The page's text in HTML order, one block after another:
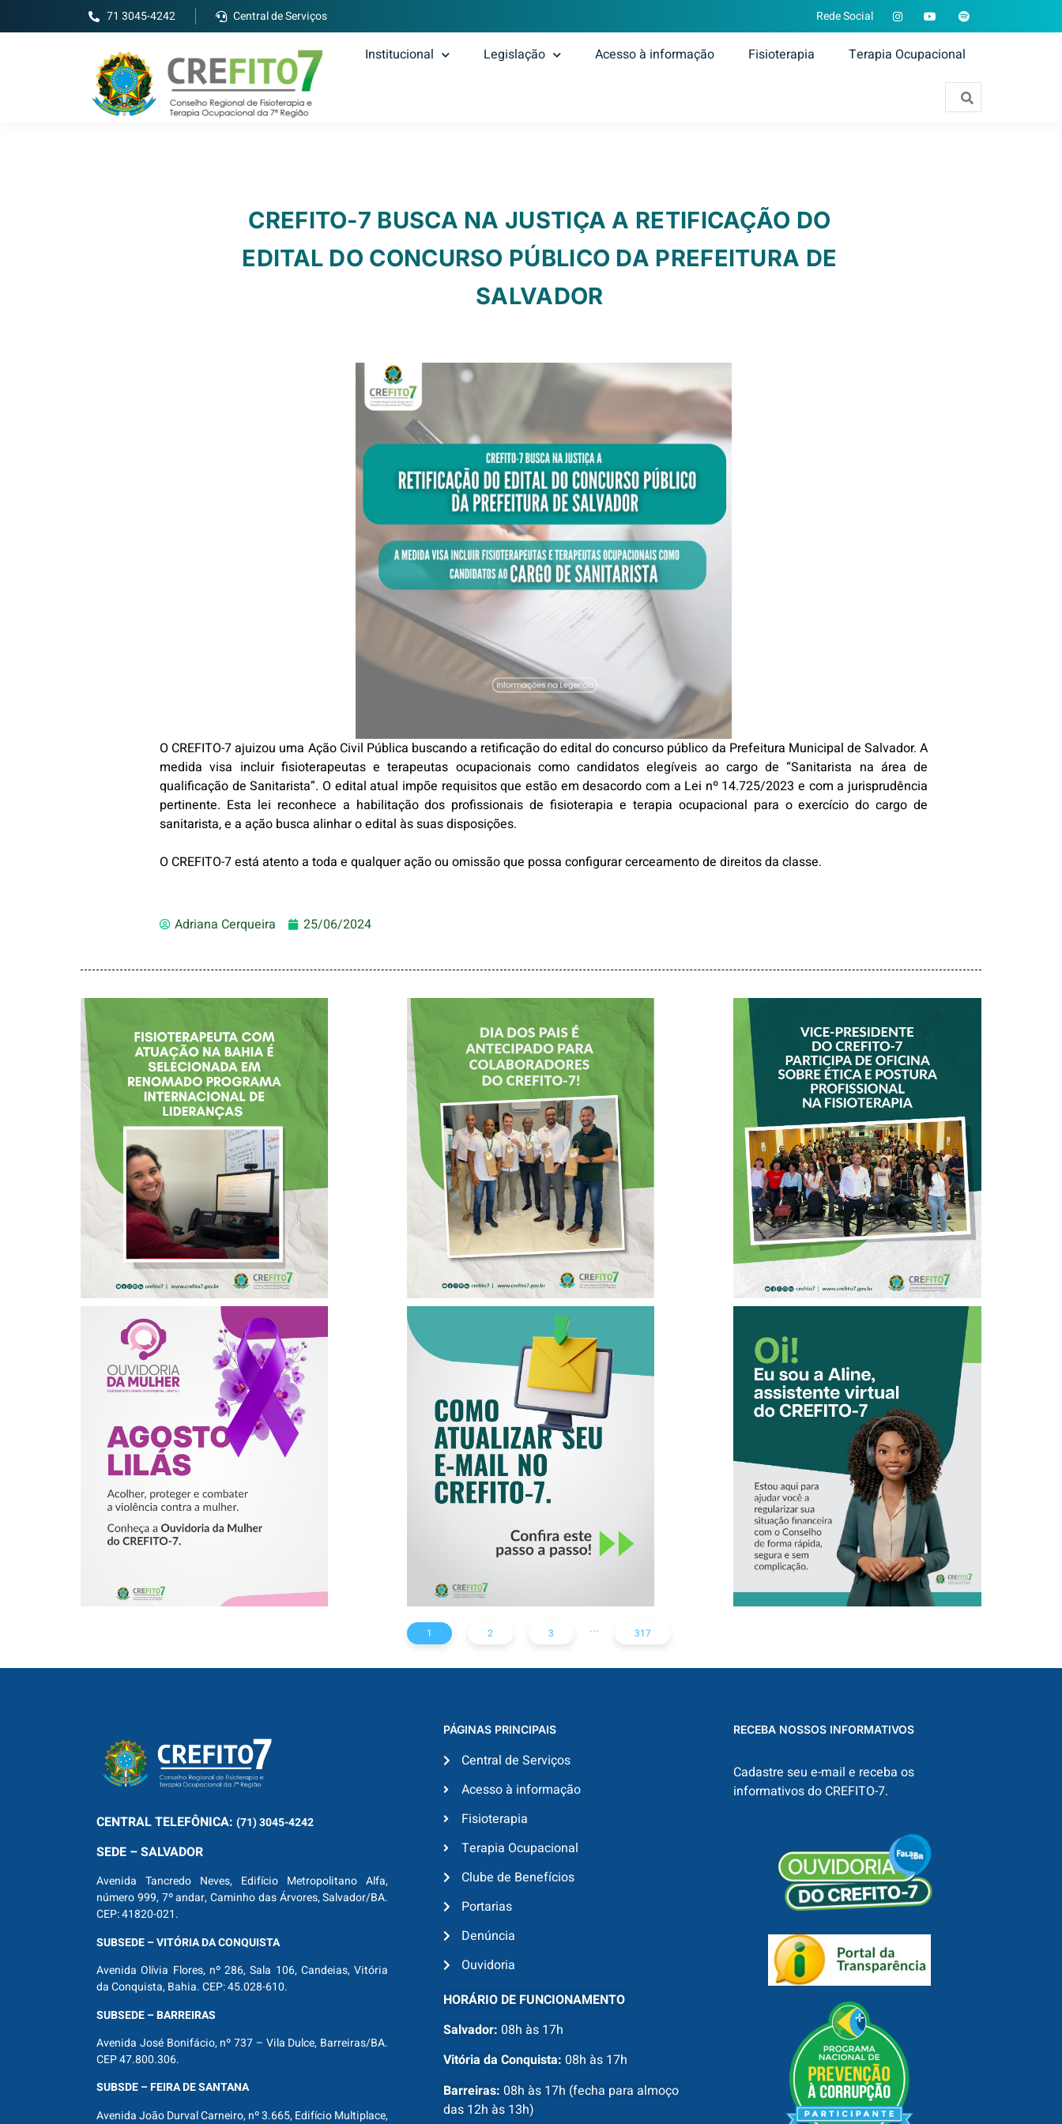
71 3045-4242 Central de Serviços Rede Social
Institucional Legislação Acesso à informação Fisioterapia Terapia Ocupacional
CREFITO-7 BUSCA NA JUSTIÇA A RETIFICAÇÃO DO
EDITAL DO CONCURSO PÚBLICO DA PREFEITURA DE
SALVADOR
O CREFITO-7 ajuizou uma Ação Civil Pública buscando a retificação do edital do concurso público da Prefeitura Municipal de Salvador. A
medida visa incluir fisioterapeutas e terapeutas ocupacionais como candidatos elegíveis ao cargo de “Sanitarista na área de
qualificação de Sanitarista”. O edital atual impõe requisitos que estão em desacordo com a Lei nº 14.725/2023 e com a jurisprudência
pertinente. Esta lei reconhece a habilitação dos profissionais de fisioterapia e terapia ocupacional para o exercício do cargo de
sanitarista, e a ação busca alinhar o edital às suas disposições.
O CREFITO-7 está atento a toda e qualquer ação ou omissão que possa configurar cerceamento de direitos da classe.
Adriana Cerqueira 25/06/2024
FISIOTERAPEUTA
COM ATUAÇÃO NA
BAHIA É
SELECIONADA EM
RENOMADO
PROGRAMA
INTERNACIONAL
DE LIDERANÇAS
DIA DOS PAIS É
ANTECIPADO
PARA
COLABORADORES
DO CREFITO-7
VICE-PRESIDENTE
DO CREFITO-7
PARTICIPA DE
OFICINA SOBRE
ÉTICA E POSTURA
PROFISSIONAL NA
FISIOTERAPIA
AGOSTO LILÁS –
ACOLHER,
PROTEGER E
COMBATER A
VIOLÊNCIA
CONTRA A
MULHER
COMO ATUALIZAR
SEU E-MAIL NO
CREFITO-7
CONHEÇA A
‘ALINE’,
ASSISTENTE
VIRTUAL DO
CREFITO-7
1 2 3 ... 317
CENTRALTELEFÔNICA: (71) 3045-4242
SEDE – SALVADOR
Avenida Tancredo Neves, Edifício Metropolitano Alfa,
número 999, 7º andar, Caminho das Árvores, Salvador/BA.
CEP: 41820-021.
SUBSEDE – VITÓRIA DA CONQUISTA
Avenida Olívia Flores, nº 286, Sala 106, Candeias, Vitória
da Conquista, Bahia. CEP: 45.028-610.
SUBSEDE – BARREIRAS
Avenida José Bonifácio, nº 737 – Vila Dulce, Barreiras/BA.
CEP 47.800.306.
SUBSDE – FEIRA DE SANTANA
Avenida João Durval Carneiro, nº 3.665, Edifício Multiplace,
PÁGINAS PRINCIPAIS
Central de Serviços
Acesso à informação
Fisioterapia
Terapia Ocupacional
Clube de Benefícios
Portarias
Denúncia
Ouvidoria
HORÁRIO DE FUNCIONAMENTO
Salvador: 08h às 17h
Vitória da Conquista: 08h às 17h
Barreiras: 08h às 17h (fecha para almoço
das 12h às 13h)
RECEBA NOSSOS INFORMATIVOS
Cadastre seu e-mail e receba os
informativos do CREFITO-7.